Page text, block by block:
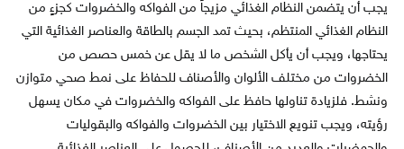
يجب أن يتضمن النظام الغذائي مزيجاً من الفواكه والخضروات كجزءٍ من
النظام الغذائي المنتظم، بحيث تمد الجسم بالطاقة والعناصر الغذائية التي
يحتاجها، ويجب أن يأكل الشخص ما لا يقل عن خمس حصص من
الخضروات من مختلف الألوان والأصناف للحفاظ على نمط صحي متوازن
ونشط. فلزيادة تناولها حافظ على الفواكه والخضروات في مكان يسهل
رؤيته، ويجب تنويع الاختيار بين الخضروات والفواكه والبقوليات